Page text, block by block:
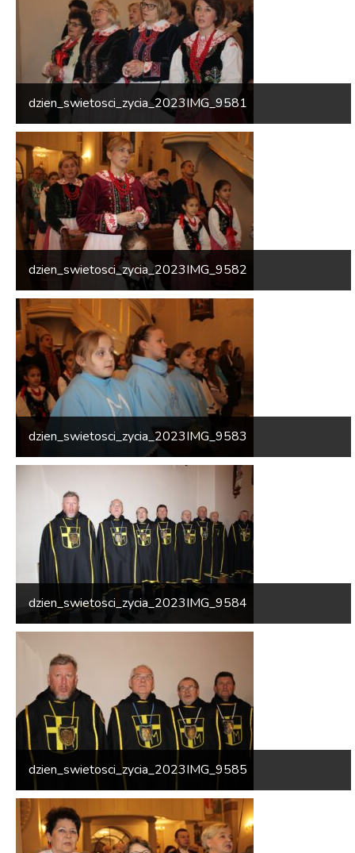
dzien_swietosci_zycia_2023IMG_9581
dzien_swietosci_zycia_2023IMG_9582
dzien_swietosci_zycia_2023IMG_9583
dzien_swietosci_zycia_2023IMG_9584
dzien_swietosci_zycia_2023IMG_9585